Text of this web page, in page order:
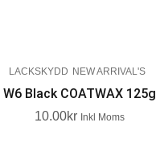
LACKSKYDD NEW ARRIVAL'S
W6 Black COATWAX 125g
10.00Kr Inkl Moms